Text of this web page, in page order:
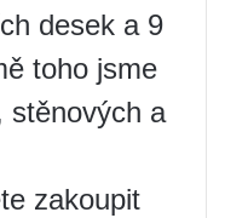
desek a 9
toho jsme
stěnových a
zakoupit